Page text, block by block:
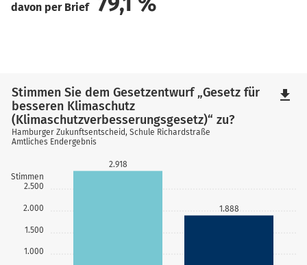
davon per Brief
1.000
1.500
2.000
2.500
Stimmen
2.918
1.888
Stimmen Sie dem Gesetzentwurf „Gesetz für
besseren Klimaschutz
(Klimaschutzverbesserungsgesetz)“ zu?
Hamburger Zukunftsentscheid, Schule Richardstraße
Amtliches Endergebnis
file_download